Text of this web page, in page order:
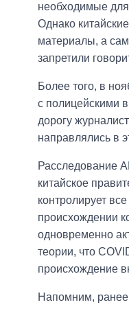
необходимые
Однако
материалы, а
запретили
Более того, в
с полицейскими
дорогу
направлялись в
Расследование
китайское
контролирует
происхождении
одновременно
теории, что
происхождение
Напомним, ранее